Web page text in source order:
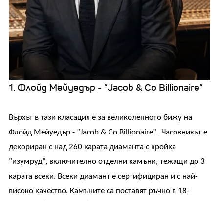
1. Флойд Мейуедър - ”Jacob & Co Billionaire”
Върхът в тази класация е за великолепното бижу на
Флойд Мейуедър - ”Jacob & Co Billionaire”. Часовникът е
декориран с над 260 карата диаманта с кройка
"изумруд", включително отделни камъни, тежащи до 3
карата всеки. Всеки диамант е сертифициран и с най-
високо качество. Камъните са поставят ръчно в 18-